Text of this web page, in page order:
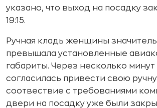
указано, что выход на посадку
19:15.
Ручная кладь женщины
превышала установленные
габариты. Через несколько
согласилась привести свою
соотвествие с требованиями
двери на посадку уже были